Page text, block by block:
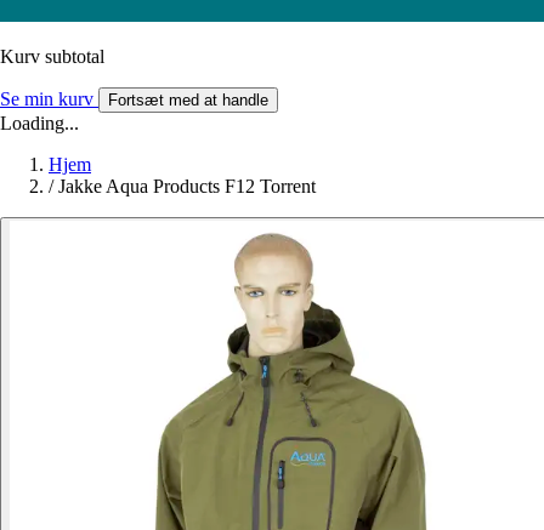
Kurv subtotal
Se min kurv Fortsæt med at handle
Loading...
Hjem
/ Jakke Aqua Products F12 Torrent